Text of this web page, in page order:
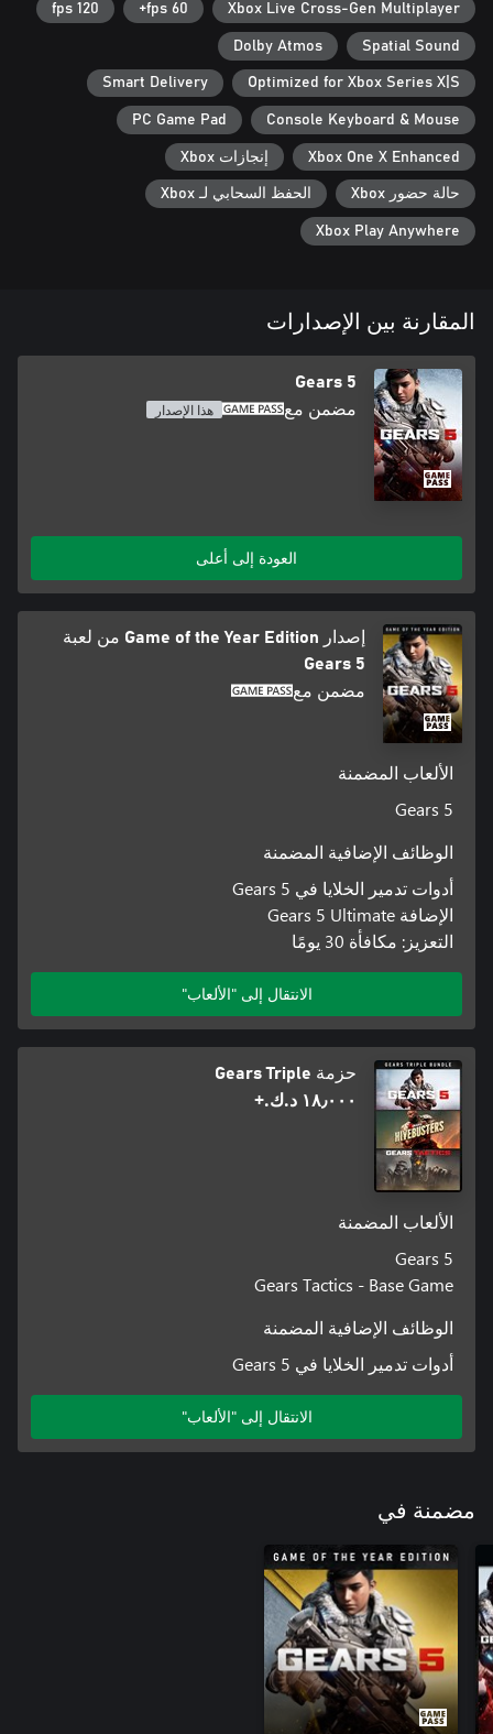
Xbox Live Cross-Gen Multiplayer
60 fps+
120 fps
Spatial Sound
Dolby Atmos
Optimized for Xbox Series X|S
Smart Delivery
Console Keyboard & Mouse
PC Game Pad
Xbox One X Enhanced إنجازات Xbox
حالة حضور Xbox الحفظ السحابي لـ Xbox
Xbox Play Anywhere
المقارنة بين الإصدارات
Gears 5
مضمن مع هذا الإصدار
العودة إلى أعلى
إصدار Game of the Year Edition من لعبة
Gears 5
مضمن مع
الألعاب المضمنة
Gears 5
الوظائف الإضافية المضمنة
أدوات تدمير الخلايا في Gears 5
الإضافة Gears 5 Ultimate
التعزيز: مكافأة 30 يومًا
الانتقال إلى "الألعاب"
حزمة Gears Triple
١٨٫٠٠٠ د.ك.‏+
الألعاب المضمنة
Gears 5
Gears Tactics - Base Game
الوظائف الإضافية المضمنة
أدوات تدمير الخلايا في Gears 5
الانتقال إلى "الألعاب"
مضمنة في